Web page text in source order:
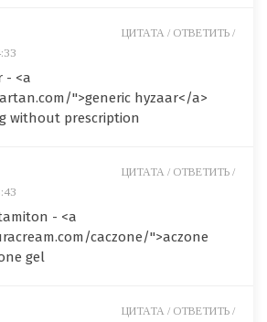
- <a
">generic hyzaar</a>
without prescription
ЦИТАТА / ОТВЕТИТЬ /
- <a
caczone/">aczone
gel
ЦИТАТА / ОТВЕТИТЬ /
ЦИТАТА / ОТВЕТИТЬ /